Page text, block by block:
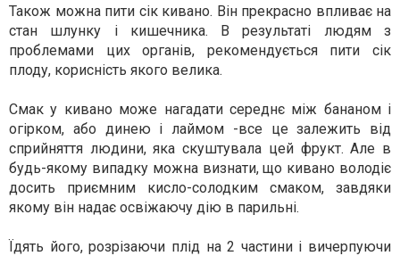
Також можна пити сік кивано. Він прекрасно впливає на
стан шлунку і кишечника. В результаті людям з
проблемами цих органів, рекомендується пити сік
плоду, корисність якого велика.
Смак у кивано може нагадати середнє між бананом і
огірком, або динею і лаймом -все це залежить від
сприйняття людини, яка скуштувала цей фрукт. Але в
будь-якому випадку можна визнати, що кивано володіє
досить приємним кисло-солодким смаком, завдяки
якому він надає освіжаючу дію в парильні.
Їдять його, розрізаючи плід на 2 частини і вичерпуючи